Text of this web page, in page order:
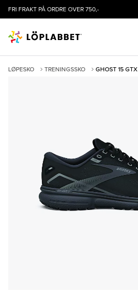
FRI FRAKT PÅ ORDRE OVER 750,-
LØPESKO TRENINGSSKO GHOST 15 GTX